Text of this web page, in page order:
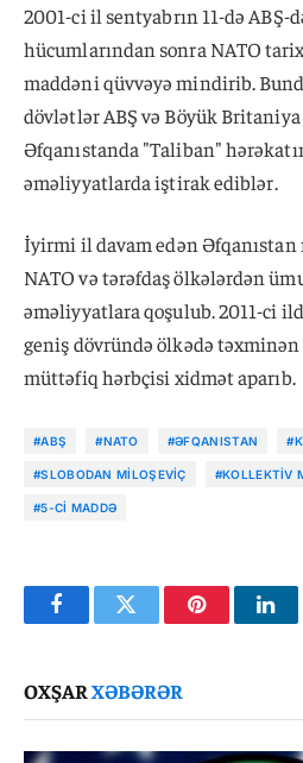
2001-ci il sentyabrın 11-də
hücumlarından sonra NATO
maddəni qüvvəyə mindirib.
dövlətlər ABŞ və Böyük
Əfqanıstanda "Taliban"
əməliyyatlarda iştirak ediblər.
İyirmi il davam edən
NATO və tərəfdaş ölkələrdən
əməliyyatlara qoşulub. 2011-ci
geniş dövründə ölkədə təxminən
müttəfiq hərbçisi xidmət aparıb.
#ABŞ #NATO #ƏFQANISTAN
#SLOBODAN MILOŞEVIÇ #KOLLEKTIV
#5-CI MADDƏ
FacebookTwitter Pinterest
OXŞARXƏBƏRƏR